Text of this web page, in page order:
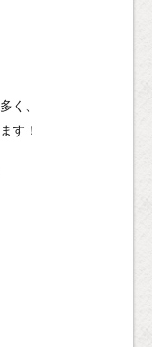
く、
す！